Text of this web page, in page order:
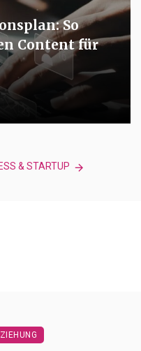
So
Content für
& STARTUP